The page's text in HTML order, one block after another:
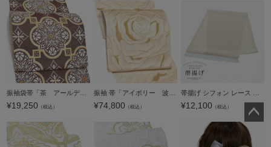
¥19,250 （税込） ¥74,800 （税込） ¥12,100 （税込）
ペー
ジト